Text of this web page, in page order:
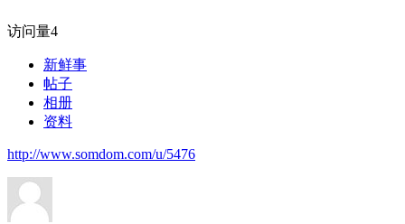
访问量4
新鲜事
帖子
相册
资料
http://www.somdom.com/u/5476